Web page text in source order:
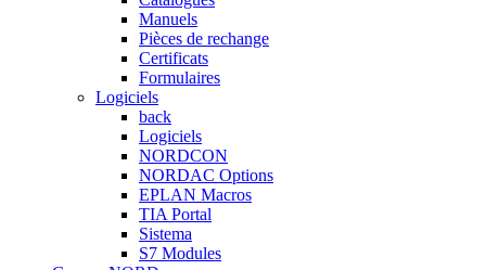
Manuels
Pièces de rechange
Certificats
Formulaires
Logiciels
back
Logiciels
NORDCON
NORDAC Options
EPLAN Macros
TIA Portal
Sistema
S7 Modules